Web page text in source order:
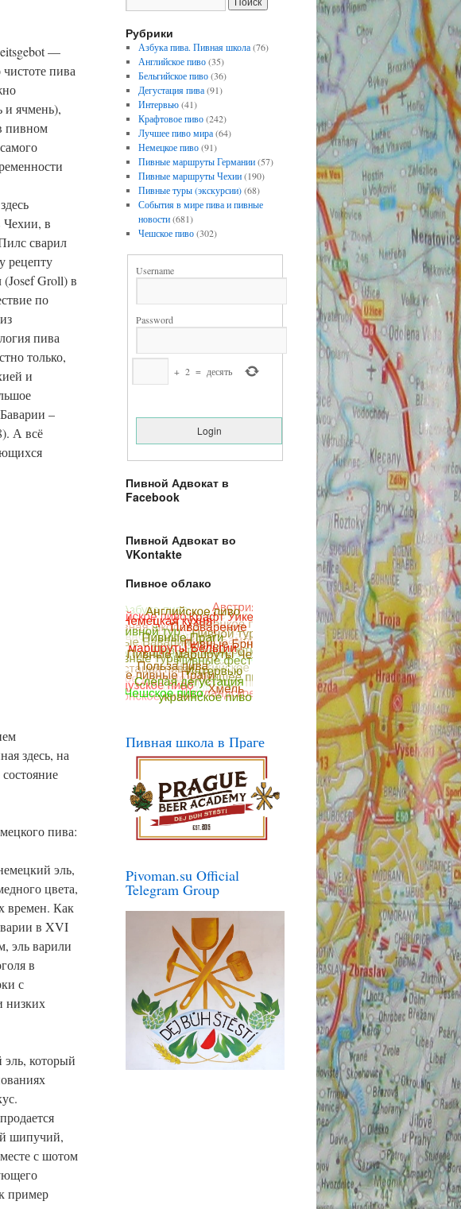
—
пива
и ячмень),
пивном
Чехии, в
сварил
рецепту
Groll) в
по
из
пива
только,
и
–
А всё
здесь, на
пива:
эль,
цвета,
времен. Как
в XVI
эль варили
в
с
низких
который
шипучий,
с шотом
пример
Рубрики
Азбука пива. Пивная школа(76)
Английское пиво(35)
Бельгийское пиво(36)
Дегустация пива(91)
Интервью(41)
Крафтовое пиво(242)
Лучшее пиво мира(64)
Немецкое пиво(91)
Пивные маршруты Германии(57)
Пивные маршруты Чехии(190)
Пивные туры (экскурсии)(68)
События в мире пива и пивные
новости(681)
Чешское пиво(302)
Username
Password
+ 2 = десять
Пивной Адвокат в
Facebook
Пивной Адвокат во
VKontakte
Пивное облако
Пивная школа в Праге
Pivoman.su Official
Telegram Group